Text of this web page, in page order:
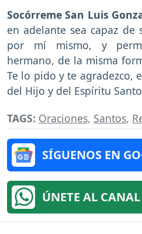
Socórreme San Luis
en adelante sea capaz de
por mí mismo, y
hermano, de la misma
Te lo pido y te agradezco,
del Hijo y del Espíritu
TAGS: Oraciones, Santos,
SÍGUENOS EN
ÚNETE AL